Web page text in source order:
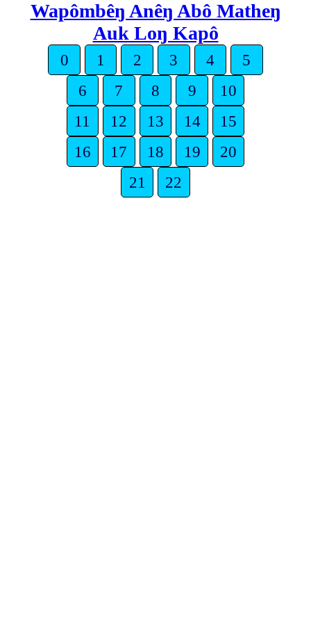
Wapômbêŋ Anêŋ Abô Matheŋ
Auk Loŋ Kapô
0 1 2 3 4
5
6
7 8 9
10
11
12 13 14
15
16
17 18 19
20
21
22